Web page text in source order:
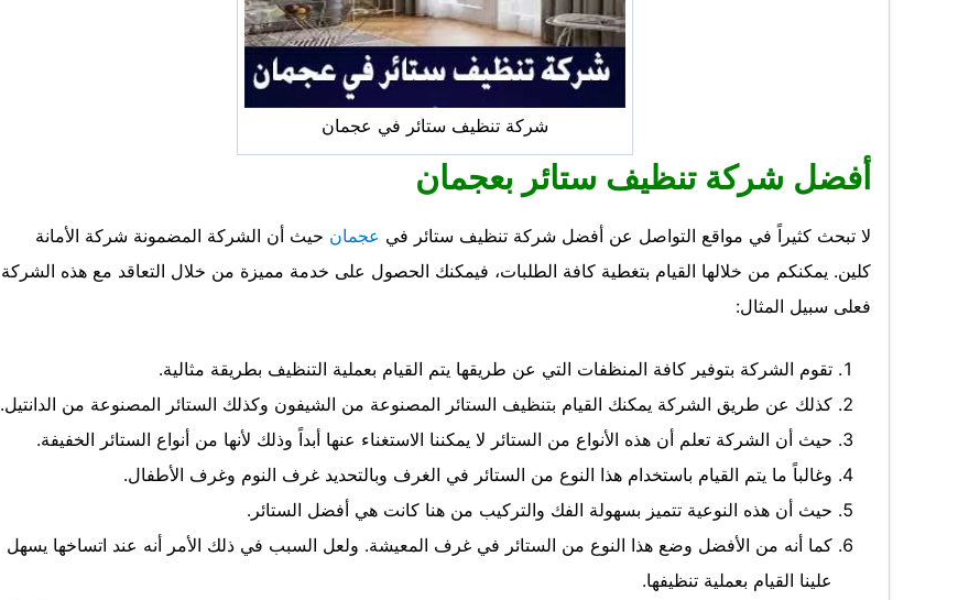
شركة تنظيف ستائر في عجمان
أفضل شركة تنظيف ستائر بعجمان
لا تبحث كثيراً في مواقع التواصل عن أفضل شركة تنظيف ستائر في عجمان حيث أن الشركة المضمونة شركة الأمانة
كلين. يمكنكم من خلالها القيام بتغطية كافة الطلبات، فيمكنك الحصول على خدمة مميزة من خلال التعاقد مع هذه الشركة
فعلى سبيل المثال:
تقوم الشركة بتوفير كافة المنظفات التي عن طريقها يتم القيام بعملية التنظيف بطريقة مثالية.
كذلك عن طريق الشركة يمكنك القيام بتنظيف الستائر المصنوعة من الشيفون وكذلك الستائر المصنوعة من الدانتيل.
حيث أن الشركة تعلم أن هذه الأنواع من الستائر لا يمكننا الاستغناء عنها أبداً وذلك لأنها من أنواع الستائر الخفيفة.
وغالباً ما يتم القيام باستخدام هذا النوع من الستائر في الغرف وبالتحديد غرف النوم وغرف الأطفال.
حيث أن هذه النوعية تتميز بسهولة الفك والتركيب من هنا كانت هي أفضل الستائر.
كما أنه من الأفضل وضع هذا النوع من الستائر في غرف المعيشة. ولعل السبب في ذلك الأمر أنه عند اتساخها يسهل
علينا القيام بعملية تنظيفها.